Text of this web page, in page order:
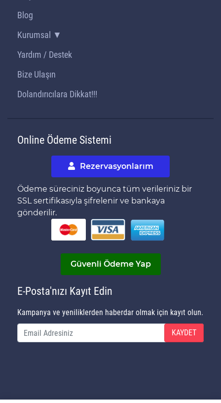
Blog
Kurumsal ▼
Yardım / Destek
Bize Ulaşın
Dolandırıcılara Dikkat!!!
Online Ödeme Sistemi
Rezervasyonlarım
Ödeme süreciniz boyunca tüm verileriniz bir
SSL sertifikasıyla şifrelenir ve bankaya
gönderilir.
Güvenli Ödeme Yap
E-Posta'nızı Kayıt Edin
Kampanya ve yeniliklerden haberdar olmak için kayıt olun.
KAYDET